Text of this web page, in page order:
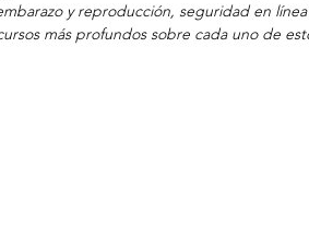
y reproducción, seguridad en
más profundos sobre cada uno de